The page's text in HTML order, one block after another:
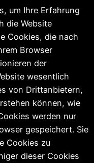
um Ihre Erfahrung
die Website
Cookies, die nach
Browser
der
wesentlich
von Drittanbietern,
können, wie
werden nur
gespeichert. Sie
Cookies zu
dieser Cookies